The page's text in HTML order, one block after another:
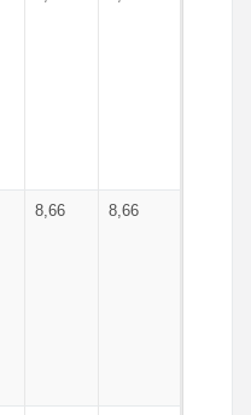
8,66 8,66